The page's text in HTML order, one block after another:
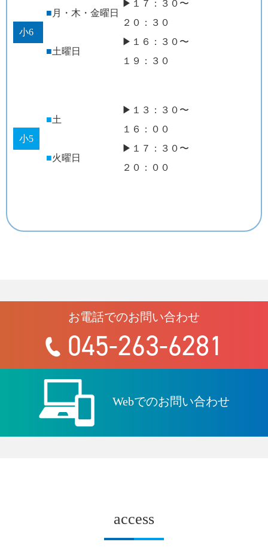
小6
■ 月・木・金曜日
■土曜日
▶１７：３０〜
２０：３０
▶１６：３０〜
１９：３０
小5
■土
■火曜日
▶１３：３０〜
１６：００
▶１７：３０〜
２０：００
お電話でのお問い合わせ
045-263-6281
Webでのお問い合わせ
access